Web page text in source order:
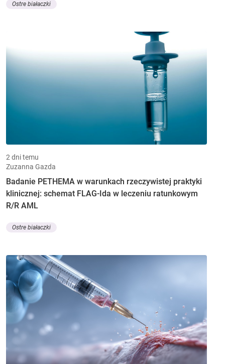
Ostre białaczki
2 dni temu
Zuzanna Gazda
Badanie PETHEMA w warunkach rzeczywistej praktyki
klinicznej: schemat FLAG-Ida w leczeniu ratunkowym
R/R AML
Ostre białaczki